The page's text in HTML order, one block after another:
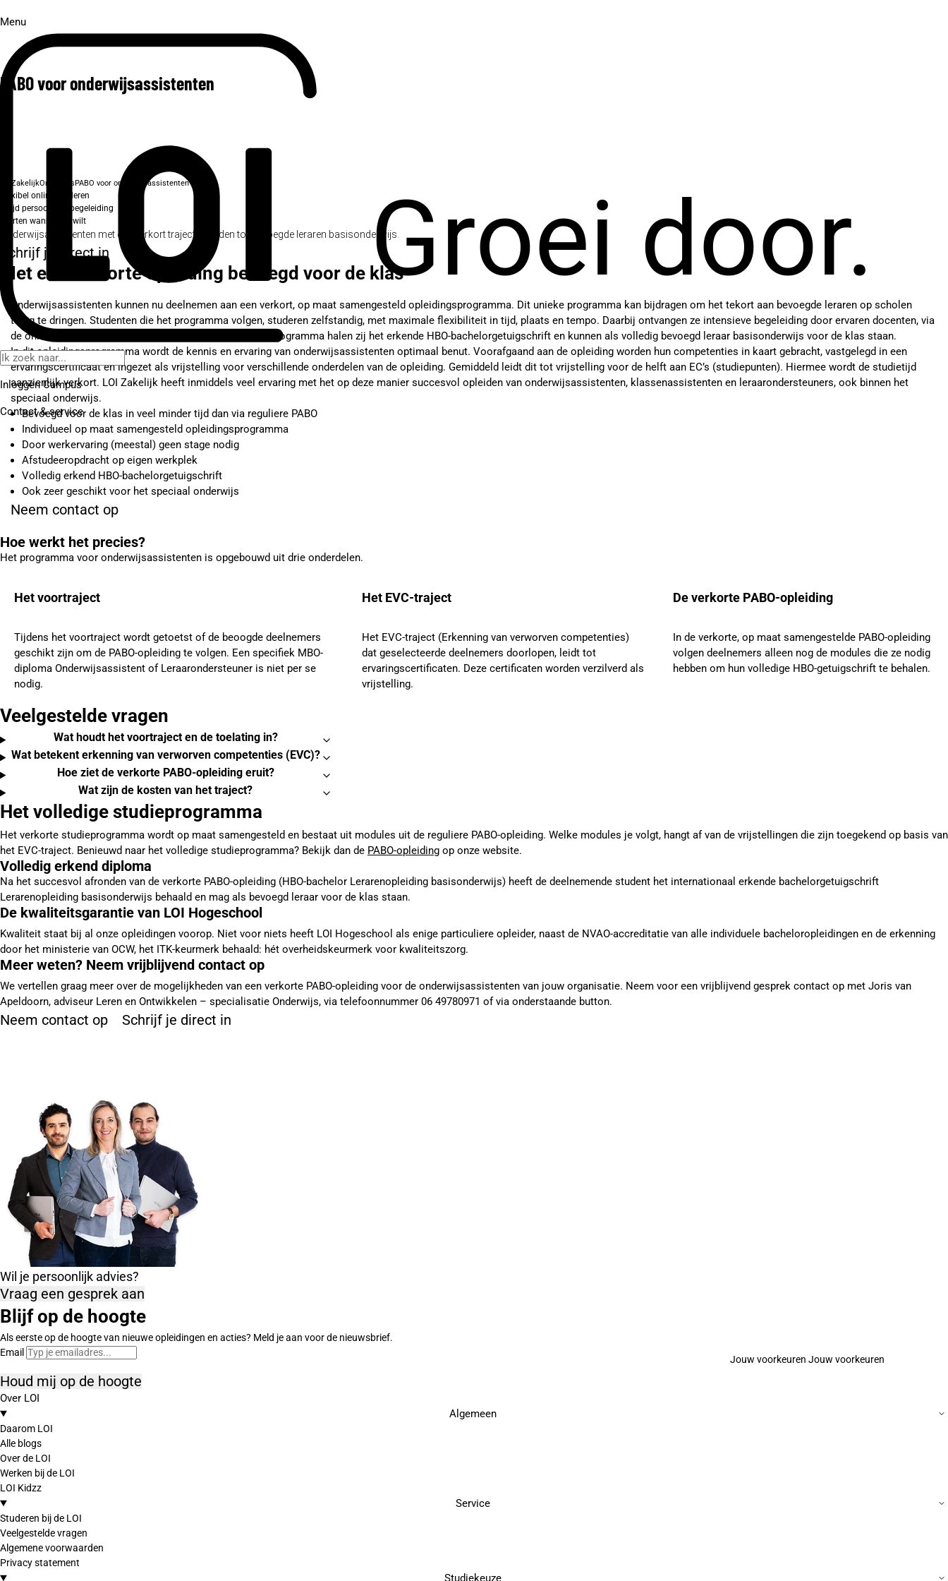
Menu
Groei door.
Inloggen Campus
Contact& service
PABO voor onderwijsassistenten
ZakelijkOnderwijsPABO voor onderwijsassistenten
Flexibel online studeren
Altijd persoonlijke begeleiding
Starten wanneer je wilt
Onderwijsassistenten met een verkort traject opleiden tot bevoegde leraren basisonderwijs.
Schrijf je direct in
Met een verkorte opleiding bevoegd voor de klas
Onderwijsassistenten kunnen nu deelnemen aan een verkort, op maat samengesteld opleidingsprogramma. Dit unieke programma kan bijdragen om het tekort aan bevoegde leraren op scholen
terug te dringen. Studenten die het programma volgen, studeren zelfstandig, met maximale flexibiliteit in tijd, plaats en tempo. Daarbij ontvangen ze intensieve begeleiding door ervaren docenten, via
de online leeromgeving LOI Campus. Met dit opleidingsprogramma halen zij het erkende HBO-bachelorgetuigschrift en kunnen als volledig bevoegd leraar basisonderwijs voor de klas staan.
In dit opleidingsprogramma wordt de kennis en ervaring van onderwijsassistenten optimaal benut. Voorafgaand aan de opleiding worden hun competenties in kaart gebracht, vastgelegd in een
ervaringscertificaat en ingezet als vrijstelling voor verschillende onderdelen van de opleiding. Gemiddeld leidt dit tot vrijstelling voor de helft aan EC’s (studiepunten). Hiermee wordt de studietijd
aanzienlijk verkort. LOI Zakelijk heeft inmiddels veel ervaring met het op deze manier succesvol opleiden van onderwijsassistenten, klassenassistenten en leraarondersteuners, ook binnen het
speciaal onderwijs.
Bevoegd voor de klas in veel minder tijd dan via reguliere PABO
Individueel op maat samengesteld opleidingsprogramma
Door werkervaring (meestal) geen stage nodig
Afstudeeropdracht op eigen werkplek
Volledig erkend HBO-bachelorgetuigschrift
Ook zeer geschikt voor het speciaal onderwijs
Neem contact op
Hoe werkt het precies?
Het programma voor onderwijsassistenten is opgebouwd uit drie onderdelen.
Het voortraject
Tijdens het voortraject wordt getoetst of de beoogde deelnemers
geschikt zijn om de PABO-opleiding te volgen. Een specifiek MBO-
diploma Onderwijsassistent of Leraarondersteuner is niet per se
nodig.
Het EVC-traject
Het EVC-traject (Erkenning van verworven competenties)
dat geselecteerde deelnemers doorlopen, leidt tot
ervaringscertificaten. Deze certificaten worden verzilverd als
vrijstelling.
De verkorte PABO-opleiding
In de verkorte, op maat samengestelde PABO-opleiding
volgen deelnemers alleen nog de modules die ze nodig
hebben om hun volledige HBO-getuigschrift te behalen.
Veelgestelde vragen
Wat houdt het voortraject en de toelating in?
Wat betekent erkenning van verworven competenties (EVC)?
Hoe ziet de verkorte PABO-opleiding eruit?
Wat zijn de kosten van het traject?
Het volledige studieprogramma
Het verkorte studieprogramma wordt op maat samengesteld en bestaat uit modules uit de reguliere PABO-opleiding. Welke modules je volgt, hangt af van de vrijstellingen die zijn toegekend op basis van
het EVC-traject. Benieuwd naar het volledige studieprogramma? Bekijk dan de PABO-opleiding op onze website.
Volledig erkend diploma
Na het succesvol afronden van de verkorte PABO-opleiding (HBO-bachelor Lerarenopleiding basisonderwijs) heeft de deelnemende student het internationaal erkende bachelorgetuigschrift
Lerarenopleiding basisonderwijs behaald en mag als bevoegd leraar voor de klas staan.
De kwaliteitsgarantie van LOI Hogeschool
Kwaliteit staat bij al onze opleidingen voorop. Niet voor niets heeft LOI Hogeschool als enige particuliere opleider, naast de NVAO-accreditatie van alle individuele bacheloropleidingen en de erkenning
door het ministerie van OCW, het ITK-keurmerk behaald: hét overheidskeurmerk voor kwaliteitszorg.
Meer weten? Neem vrijblijvend contact op
We vertellen graag meer over de mogelijkheden van een verkorte PABO-opleiding voor de onderwijsassistenten van jouw organisatie. Neem voor een vrijblijvend gesprek contact op met Joris van
Apeldoorn, adviseur Leren en Ontwikkelen – specialisatie Onderwijs, via telefoonnummer 06 49780971 of via onderstaande button.
Neem contact op Schrijf je direct in
Wil je persoonlijk advies?
Vraag een gesprek aan
Blijf op de hoogte
Als eerste op de hoogte van nieuwe opleidingen en acties? Meld je aan voor de nieuwsbrief.
Email
Jouw voorkeuren
Houd mij op de hoogte
Over LOI
Algemeen
Daarom LOI
Alle blogs
Over de LOI
Werken bij de LOI
LOI Kidzz
Service
Studeren bij de LOI
Veelgestelde vragen
Algemene voorwaarden
Privacy statement
Studiekeuze